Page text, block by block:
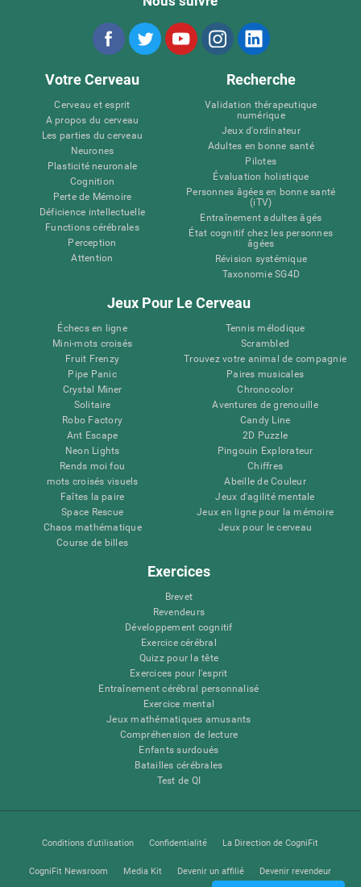
Votre Cerveau
Cerveau et esprit
A propos du cerveau
Les parties du cerveau
Neurones
Plasticité neuronale
Cognition
Perte de Mémoire
Déficience intellectuelle
Functions cérébrales
Perception
Attention
Recherche
Validation thérapeutique
numérique
Jeux d'ordinateur
Adultes en bonne santé
Pilotes
Évaluation holistique
Personnes âgées en bonne santé
(iTV)
Entraînement adultes âgés
État cognitif chez les personnes
âgées
Révision systémique
Taxonomie SG4D
Jeux Pour Le Cerveau
Échecs en ligne
Mini-mots croisés
Fruit Frenzy
Pipe Panic
Crystal Miner
Solitaire
Robo Factory
Ant Escape
Neon Lights
Rends moi fou
mots croisés visuels
Faîtes la paire
Space Rescue
Chaos mathématique
Course de billes
Tennis mélodique
Scrambled
Trouvez votre animal de compagnie
Paires musicales
Chronocolor
Aventures de grenouille
Candy Line
2D Puzzle
Pingouin Explorateur
Chiffres
Abeille de Couleur
Jeux d'agilité mentale
Jeux en ligne pour la mémoire
Jeux pour le cerveau
Exercices
Brevet
Revendeurs
Développement cognitif
Exercice cérébral
Quizz pour la tête
Exercices pour l'esprit
Entraînement cérébral personnalisé
Exercice mental
Jeux mathématiques amusants
Compréhension de lecture
Enfants surdoués
Batailles cérébrales
Test de QI
Conditions d'utilisation Confidentialité La Direction de CogniFit
CogniFit Newsroom Media Kit Devenir un affilié Devenir revendeur